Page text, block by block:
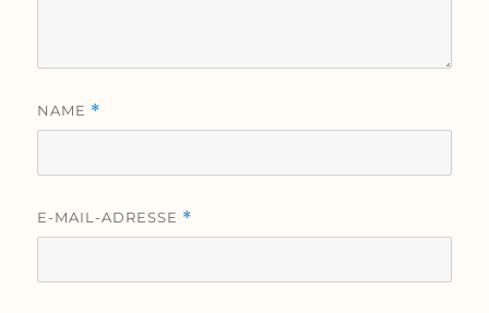
NAME *
E-MAIL-ADRESSE *